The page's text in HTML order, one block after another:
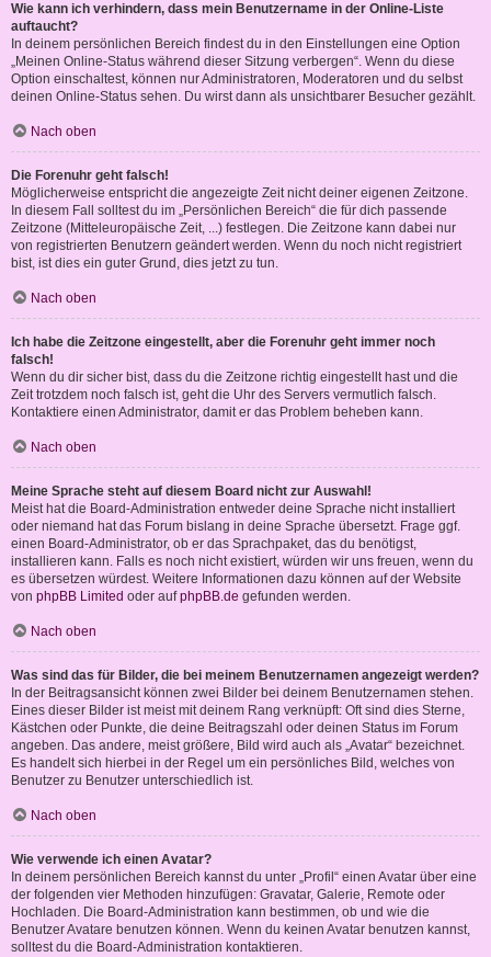
Wie kann ich verhindern, dass mein Benutzername in der Online-Liste
auftaucht?
In deinem persönlichen Bereich findest du in den Einstellungen eine Option
„Meinen Online-Status während dieser Sitzung verbergen“. Wenn du diese
Option einschaltest, können nur Administratoren, Moderatoren und du selbst
deinen Online-Status sehen. Du wirst dann als unsichtbarer Besucher gezählt.
Nach oben
Die Forenuhr geht falsch!
Möglicherweise entspricht die angezeigte Zeit nicht deiner eigenen Zeitzone.
In diesem Fall solltest du im „Persönlichen Bereich“ die für dich passende
Zeitzone (Mitteleuropäische Zeit, ...) festlegen. Die Zeitzone kann dabei nur
von registrierten Benutzern geändert werden. Wenn du noch nicht registriert
bist, ist dies ein guter Grund, dies jetzt zu tun.
Nach oben
Ich habe die Zeitzone eingestellt, aber die Forenuhr geht immer noch
falsch!
Wenn du dir sicher bist, dass du die Zeitzone richtig eingestellt hast und die
Zeit trotzdem noch falsch ist, geht die Uhr des Servers vermutlich falsch.
Kontaktiere einen Administrator, damit er das Problem beheben kann.
Nach oben
Meine Sprache steht auf diesem Board nicht zur Auswahl!
Meist hat die Board-Administration entweder deine Sprache nicht installiert
oder niemand hat das Forum bislang in deine Sprache übersetzt. Frage ggf.
einen Board-Administrator, ob er das Sprachpaket, das du benötigst,
installieren kann. Falls es noch nicht existiert, würden wir uns freuen, wenn du
es übersetzen würdest. Weitere Informationen dazu können auf der Website
von phpBB Limited oder aufphpBB.de gefunden werden.
Nach oben
Was sind das für Bilder, die bei meinem Benutzernamen angezeigt werden?
In der Beitragsansicht können zwei Bilder bei deinem Benutzernamen stehen.
Eines dieser Bilder ist meist mit deinem Rang verknüpft: Oft sind dies Sterne,
Kästchen oder Punkte, die deine Beitragszahl oder deinen Status im Forum
angeben. Das andere, meist größere, Bild wird auch als „Avatar“ bezeichnet.
Es handelt sich hierbei in der Regel um ein persönliches Bild, welches von
Benutzer zu Benutzer unterschiedlich ist.
Nach oben
Wie verwende ich einen Avatar?
In deinem persönlichen Bereich kannst du unter „Profil“ einen Avatar über eine
der folgenden vier Methoden hinzufügen: Gravatar, Galerie, Remote oder
Hochladen. Die Board-Administration kann bestimmen, ob und wie die
Benutzer Avatare benutzen können. Wenn du keinen Avatar benutzen kannst,
solltest du die Board-Administration kontaktieren.